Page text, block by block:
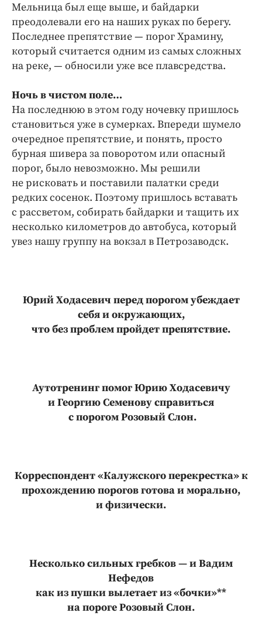
Мельница был еще выше, и байдарки
преодолевали его на наших руках по берегу.
Последнее препятствие — порог Храмину,
который считается одним из самых сложных
на реке, — обносили уже все плавсредства.
Ночь в чистом поле…
На последнюю в этом году ночевку пришлось
становиться уже в сумерках. Впереди шумело
очередное препятствие, и понять, просто
бурная шивера за поворотом или опасный
порог, было невозможно. Мы решили
не рисковать и поставили палатки среди
редких сосенок. Поэтому пришлось вставать
с рассветом, собирать байдарки и тащить их
несколько километров до автобуса, который
увез нашу группу на вокзал в Петрозаводск.
Юрий Ходасевич перед порогом убеждает
себя и окружающих,
что без проблем пройдет препятствие.
Аутотренинг помог Юрию Ходасевичу
и Георгию Семенову справиться
с порогом Розовый Слон.
Корреспондент «Калужского перекрестка» к
прохождению порогов готова и морально,
и физически.
Несколько сильных гребков — и Вадим
Нефедов
как из пушки вылетает из «бочки»**
на пороге Розовый Слон.